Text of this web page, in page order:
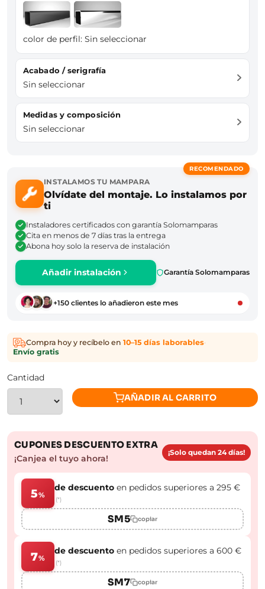
color de perfil: Sin seleccionar
Acabado / serigrafía
Sin seleccionar
Medidas y composición
Sin seleccionar
RECOMENDADO
INSTALAMOS TU MAMPARA
Olvídate del montaje. Lo instalamos por
ti
Instaladores certificados con garantía Solomamparas
Cita en menos de 7 días tras la entrega
Abona hoy solo la reserva de instalación
Añadir instalación Garantía Solomamparas
+150 clientes lo añadieron este mes
Compra hoy y recíbelo en 10–15 días laborables·
Envío gratis
Cantidad
AÑADIR AL CARRITO
CUPONES DESCUENTO EXTRA
¡Canjea el tuyo ahora!
¡Solo quedan 24 días!
5%
de descuento en pedidos superiores a 295 €
(*)
SM5 copiar
7%
de descuento en pedidos superiores a 600 €
(*)
SM7 copiar